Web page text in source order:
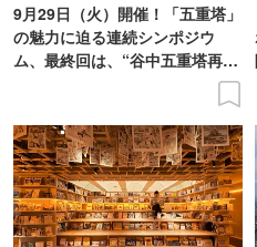
9月29日（火）開催！「五重塔」
の魅力に迫る連続シンポジウ
ム、最終回は、“谷中五重塔再建